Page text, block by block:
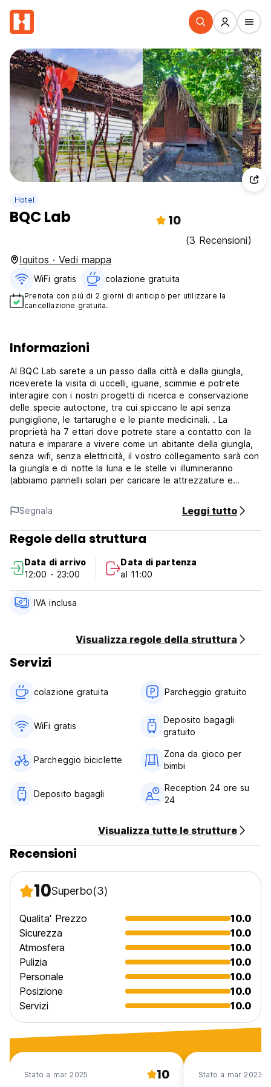
Hotel
BQC Lab 10
(3 Recensioni)
Iquitos · Vedi mappa
WiFi gratis colazione gratuita‎
Prenota con piú di 2 giorni di anticipo per utilizzare la
cancellazione gratuita.
Informazioni
Al BQC Lab sarete a un passo dalla città e dalla giungla,
riceverete la visita di uccelli, iguane, scimmie e potrete
interagire con i nostri progetti di ricerca e conservazione
delle specie autoctone, tra cui spiccano le api senza
pungiglione, le tartarughe e le piante medicinali. . La
proprietà ha 7 ettari dove potrete stare a contatto con la
natura e imparare a vivere come un abitante della giungla,
senza wifi, senza elettricità, il vostro collegamento sarà con
la giungla e di notte la luna e le stelle vi illumineranno
(abbiamo pannelli solari per caricare le attrezzature e
camere sono essenziali, senza lussi, con bagno e doccia.
(Auto-translated from original language)
Segnala Leggi tutto
Regole della struttura
Data di arrivo
12:00 - 23:00
Data di partenza
al 11:00
IVA inclusa
Visualizza regole della struttura
Servizi
colazione gratuita‎ Parcheggio gratuito
WiFi gratis
Deposito bagagli
gratuito
Parcheggio biciclette
Zona da gioco per
bimbi
Deposito bagagli
Reception 24 ore su
24
Visualizza tutte le strutture
Recensioni
10Superbo(3)
Qualita' Prezzo
10.0
Sicurezza
10.0
Atmosfera
10.0
Pulizia
10.0
Personale
10.0
Posizione
10.0
Servizi
10.0
Stato a mar 2025 10 Stato a mar 2023